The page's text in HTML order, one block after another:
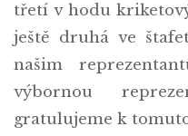
třetí v hodu
ještě druhá ve
našim
výbornou
gratulujeme k